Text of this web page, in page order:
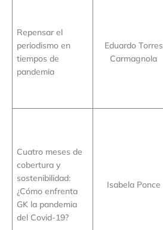
Repensar el
periodismo en
tiempos de
pandemia
Eduardo Torres
Carmagnola
Cuatro meses de
cobertura y
sostenibilidad:
¿Cómo enfrenta
GK la pandemia
del Covid-19?
Isabela Ponce